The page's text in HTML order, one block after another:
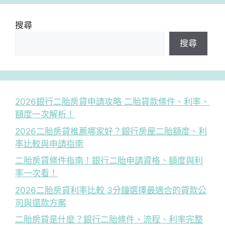
搜尋
搜尋
2026銀行二胎房貸申請攻略 二胎貸款條件、利率、
額度一次解析！
2026二胎房貸推薦哪家好？銀行房屋二胎額度、利
率比較與申請指南
二胎房貸條件指南！銀行二胎申請資格、額度與利
率一次看！
2026二胎房貸利率比較 3分鐘選擇最適合的貸款公
司與還款方案
二胎房貸是什麼？銀行二胎條件、流程、利率完整